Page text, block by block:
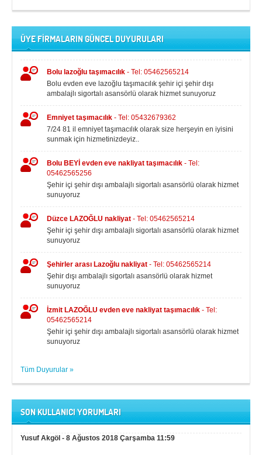
ÜYE FİRMALARIN GÜNCEL DUYURULARI
Bolu lazoğlu taşımacılık - Tel: 05462565214
Bolu evden eve lazoğlu taşımacılık şehir içi şehir dışı
ambalajlı sigortalı asansörlü olarak hizmet sunuyoruz
Emniyet taşımacılık - Tel: 05432679362
7/24 81 il emniyet taşımacılık olarak size herşeyin en iyisini
sunmak için hizmetinizdeyiz..
Bolu BEYİ evden eve nakliyat taşımacılık - Tel:
05462565256
Şehir içi şehir dışı ambalajlı sigortalı asansörlü olarak hizmet
sunuyoruz
Düzce LAZOĞLU nakliyat - Tel: 05462565214
Şehir içi şehir dışı ambalajlı sigortalı asansörlü olarak hizmet
sunuyoruz
Şehirler arası Lazoğlu nakliyat - Tel: 05462565214
Şehir dışı ambalajlı sigortalı asansörlü olarak hizmet
sunuyoruz
İzmit LAZOĞLU evden eve nakliyat taşımacılık - Tel:
05462565214
Şehir içi şehir dışı ambalajlı sigortalı asansörlü olarak hizmet
sunuyoruz
Tüm Duyurular »
SON KULLANICI YORUMLARI
Yusuf Akgöl - 8 Ağustos 2018 Çarşamba 11:59